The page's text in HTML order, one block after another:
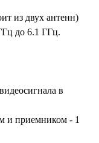
из двух антенн)
до 6.1 ГГц.
в
и приемником - 1